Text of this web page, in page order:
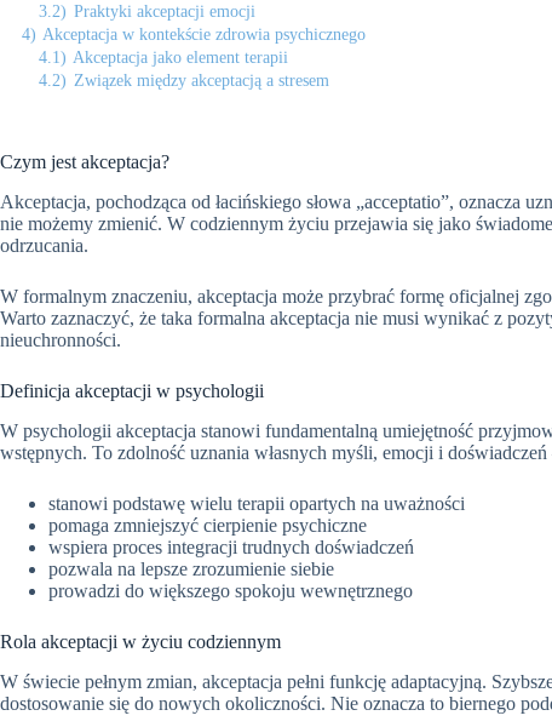
3.2) Praktyki akceptacji emocji
4) Akceptacja w kontekście zdrowia psychicznego
4.1) Akceptacja jako element terapii
4.2) Związek między akceptacją a stresem
Czym jest akceptacja?
Akceptacja, pochodząca od łacińskiego słowa „acceptatio”, oznacza
nie możemy zmienić. W codziennym życiu przejawia się jako
odrzucania.
W formalnym znaczeniu, akceptacja może przybrać formę oficjalnej
Warto zaznaczyć, że taka formalna akceptacja nie musi wynikać z
nieuchronności.
Definicja akceptacji w psychologii
W psychologii akceptacja stanowi fundamentalną umiejętność
wstępnych. To zdolność uznania własnych myśli, emocji i
stanowi podstawę wielu terapii opartych na uważności
pomaga zmniejszyć cierpienie psychiczne
wspiera proces integracji trudnych doświadczeń
pozwala na lepsze zrozumienie siebie
prowadzi do większego spokoju wewnętrznego
Rola akceptacji w życiu codziennym
W świecie pełnym zmian, akceptacja pełni funkcję adaptacyjną.
dostosowanie się do nowych okoliczności. Nie oznacza to biernego